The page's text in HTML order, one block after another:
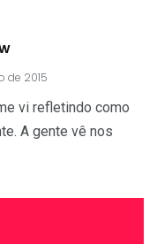
de 2015
vi refletindo como
A gente vê nos